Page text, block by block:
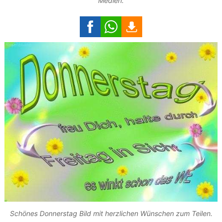
Schönes Donnerstag Bild mit herzlichen Wünschen zum Teilen.